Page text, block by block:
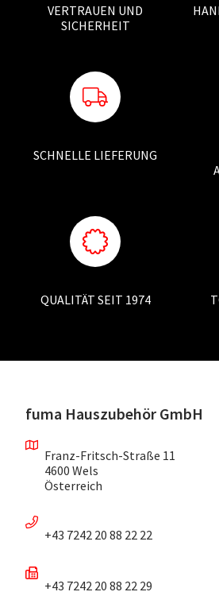
VERTRAUEN UND
SICHERHEIT
SCHNELLE LIEFERUNG
QUALITÄT SEIT 1974
fuma Hauszubehör GmbH
Franz-Fritsch-Straße 11
4600 Wels
Österreich
+43 7242 20 88 22 22
+43 7242 20 88 22 29